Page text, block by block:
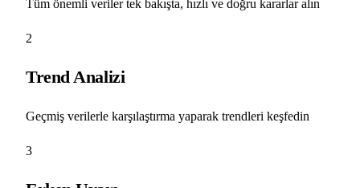
Tüm önemli veriler tek bakışta, hızlı ve doğru kararlar alın
2
Trend Analizi
Geçmiş verilerle karşılaştırma yaparak trendleri keşfedin
3